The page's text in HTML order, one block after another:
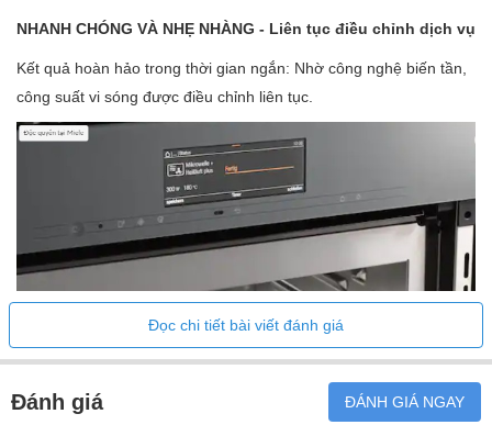
Nhiệt độ đáy
•
Nướng đối lưu
Ứng dụng đặc biệt
Kết nối với Miele@home
•
Trưng bày
Cửa mở nhẹ nhàng
•
Cửa đóng nhẹ nhàng
•
Đa ngôn ngữ
•
Chức năng bỏng ngô
NHANH CHÓNG VÀ NHẸ NHÀNG - Liên tục điều chỉnh dịch vụ
Kết quả hoàn hảo trong thời gian ngắn: Nhờ công nghệ biến tần,
công suất vi sóng được điều chỉnh liên tục.
Đọc chi tiết bài viết đánh giá
Đánh giá ĐÁNH GIÁ NGAY